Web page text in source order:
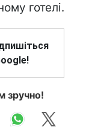
готелі.
зручно!